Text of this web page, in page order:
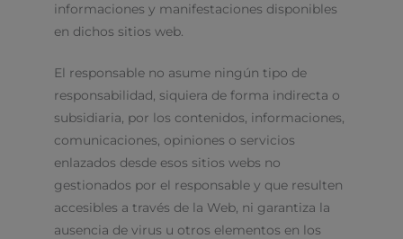
informaciones y manifestaciones disponibles
en dichos sitios web.
El responsable no asume ningún tipo de
responsabilidad, siquiera de forma indirecta o
subsidiaria, por los contenidos, informaciones,
comunicaciones, opiniones o servicios
enlazados desde esos sitios webs no
gestionados por el responsable y que resulten
accesibles a través de la Web, ni garantiza la
ausencia de virus u otros elementos en los